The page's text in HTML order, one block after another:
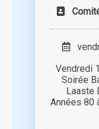
Vendredi
Soirée
Laaste
Années 80